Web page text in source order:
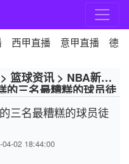
西甲直播 意甲直播 德
> 篮球资讯 > NBA新闻
的三名最糟糕的球员徒
三名最糟糕的球员徒
02 18:44:00